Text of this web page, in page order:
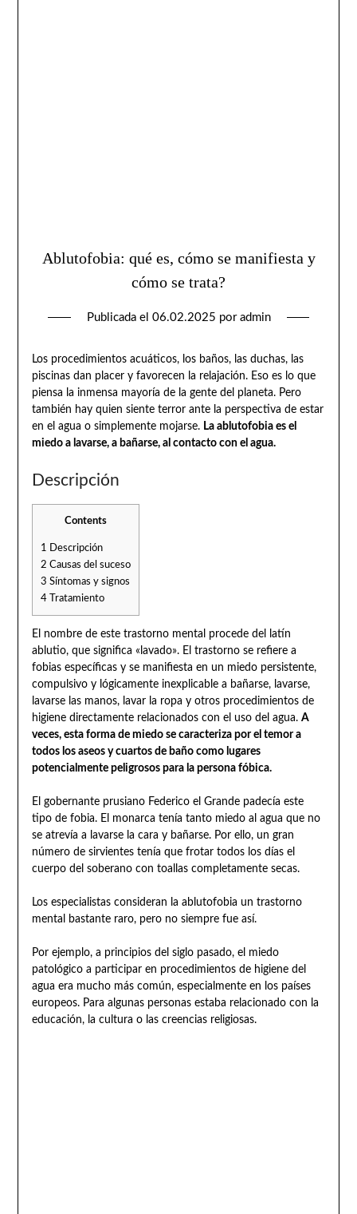
Ablutofobia: qué es, cómo se manifiesta y
cómo se trata?
Publicada el 06.02.2025 por admin
Los procedimientos acuáticos, los baños, las duchas, las
piscinas dan placer y favorecen la relajación. Eso es lo que
piensa la inmensa mayoría de la gente del planeta. Pero
también hay quien siente terror ante la perspectiva de estar
en el agua o simplemente mojarse. La ablutofobia es el
miedo a lavarse, a bañarse, al contacto con el agua.
Descripción
Contents
1 Descripción
2 Causas del suceso
3 Síntomas y signos
4Tratamiento
El nombre de este trastorno mental procede del latín
ablutio, que significa «lavado». El trastorno se refiere a
fobias específicas y se manifiesta en un miedo persistente,
compulsivo y lógicamente inexplicable a bañarse, lavarse,
lavarse las manos, lavar la ropa y otros procedimientos de
higiene directamente relacionados con el uso del agua. A
veces, esta forma de miedo se caracteriza por el temor a
todos los aseos y cuartos de baño como lugares
potencialmente peligrosos para la persona fóbica.
El gobernante prusiano Federico el Grande padecía este
tipo de fobia. El monarca tenía tanto miedo al agua que no
se atrevía a lavarse la cara y bañarse. Por ello, un gran
número de sirvientes tenía que frotar todos los días el
cuerpo del soberano con toallas completamente secas.
Los especialistas consideran la ablutofobia un trastorno
mental bastante raro, pero no siempre fue así.
Por ejemplo, a principios del siglo pasado, el miedo
patológico a participar en procedimientos de higiene del
agua era mucho más común, especialmente en los países
europeos. Para algunas personas estaba relacionado con la
educación, la cultura o las creencias religiosas.